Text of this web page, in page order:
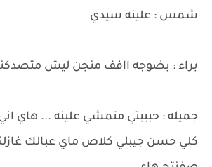
شمس : علينه سيدي
براء : بضوجه اافف منجن ليش
جميله : حبيبتي متمشي علينه ... هاي اني
كلي حسن جيبلي كلاص ماي عبالك